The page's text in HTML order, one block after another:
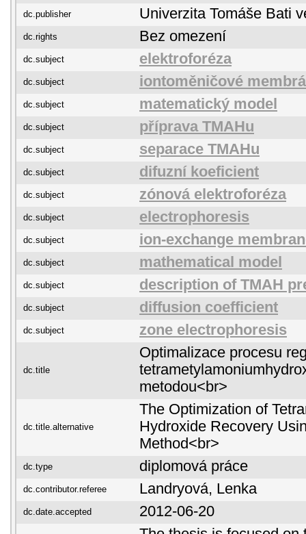
dc.publisher Univerzita Tomáše Bati
dc.rights Bez omezení
dc.subject elektroforéza
dc.subject iontoměničové
dc.subject matematický model
dc.subject příprava TMAHu
dc.subject separace TMAHu
dc.subject difuzní koeficient
dc.subject zónová elektroforéza
dc.subject electrophoresis
dc.subject ion-exchange
dc.subject mathematical model
dc.subject description of TMAH
dc.subject diffusion coefficient
dc.subject zone electrophoresis
dc.title
Optimalizace procesu
metodou<br>
dc.title.alternative
The Optimization of
Hydroxide Recovery
Method<br>
dc.type diplomová práce
dc.contributor.referee Landryová, Lenka
dc.date.accepted 2012-06-20